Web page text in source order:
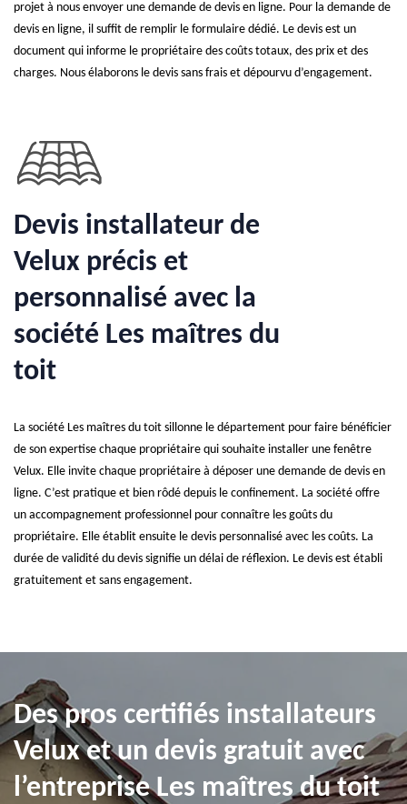
projet à nous envoyer une demande de devis en ligne. Pour la demande de
devis en ligne, il suffit de remplir le formulaire dédié. Le devis est un
document qui informe le propriétaire des coûts totaux, des prix et des
charges. Nous élaborons le devis sans frais et dépourvu d’engagement.
Devis installateur de
Velux précis et
personnalisé avec la
société Les maîtres du
toit
La société Les maîtres du toit sillonne le département pour faire bénéficier
de son expertise chaque propriétaire qui souhaite installer une fenêtre
Velux. Elle invite chaque propriétaire à déposer une demande de devis en
ligne. C’est pratique et bien rôdé depuis le confinement. La société offre
un accompagnement professionnel pour connaître les goûts du
propriétaire. Elle établit ensuite le devis personnalisé avec les coûts. La
durée de validité du devis signifie un délai de réflexion. Le devis est établi
gratuitement et sans engagement.
Des pros certifiés installateurs
Velux et un devis gratuit avec
l’entreprise Les maîtres du toit